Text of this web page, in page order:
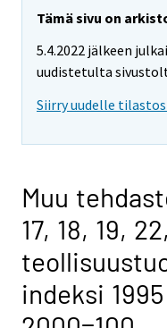
Tämä sivu on
5.4.2022 jälkeen
uudistetulta
Siirry uudelle
Muu
17, 18, 19,
indeksi